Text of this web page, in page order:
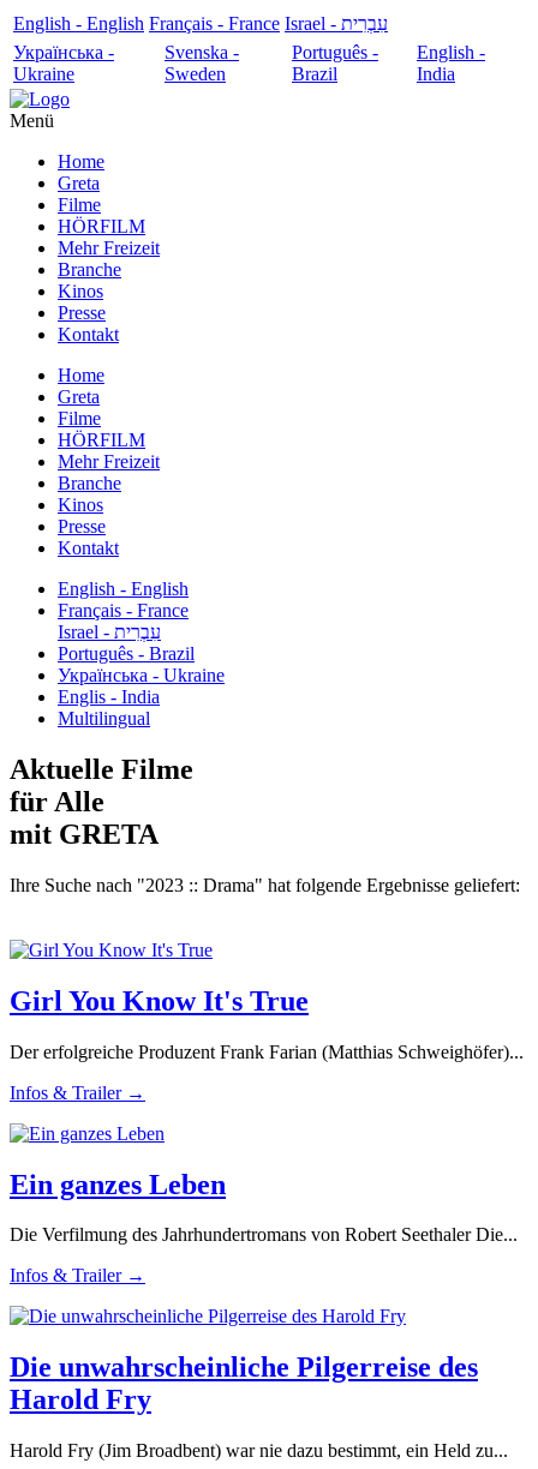
English - English Français - France
עִבְרִית - Israel
Українська -
Ukraine
Svenska -
Sweden
Português -
Brazil
English -
India
Menü
Home
Greta
Filme
HÖRFILM
Mehr Freizeit
Branche
Kinos
Presse
Kontakt
Home
Greta
Filme
HÖRFILM
Mehr Freizeit
Branche
Kinos
Presse
Kontakt
English - English
Français - France
עִבְרִית - Israel
Português - Brazil
Українська - Ukraine
Englis - India
Multilingual
Aktuelle Filme
für Alle
mit GRETA
Ihre Suche nach "2023 :: Drama" hat folgende Ergebnisse geliefert:
Girl You Know It's True
Der erfolgreiche Produzent Frank Farian (Matthias Schweighöfer)...
Infos & Trailer →
Ein ganzes Leben
Die Verfilmung des Jahrhundertromans von Robert Seethaler Die...
Infos & Trailer →
Die unwahrscheinliche Pilgerreise des
Harold Fry
Harold Fry (Jim Broadbent) war nie dazu bestimmt, ein Held zu...